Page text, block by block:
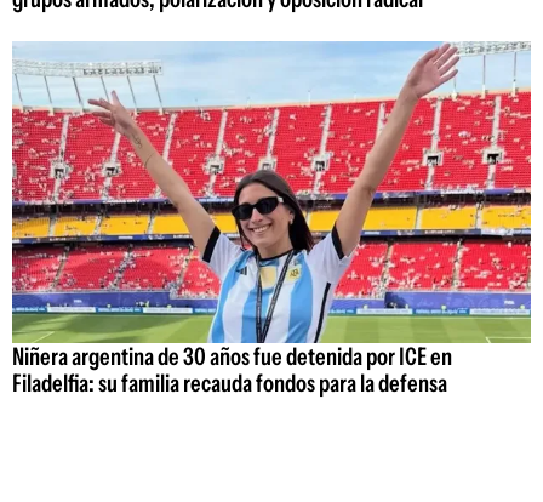
Niñera argentina de 30 años fue detenida por ICE en
Filadelfia: su familia recauda fondos para la defensa